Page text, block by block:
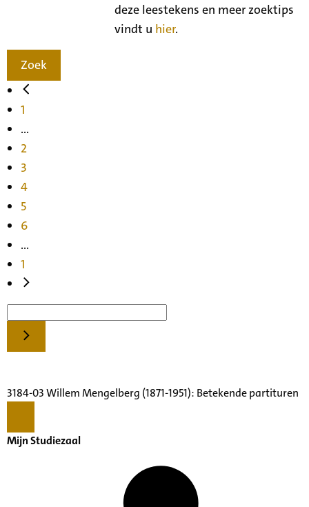
deze leestekens en meer zoektips
vindt u hier.
Zoek
1
...
2
3
4
5
6
...
1
3184-03 Willem Mengelberg (1871-1951): Betekende partituren
Mijn Studiezaal